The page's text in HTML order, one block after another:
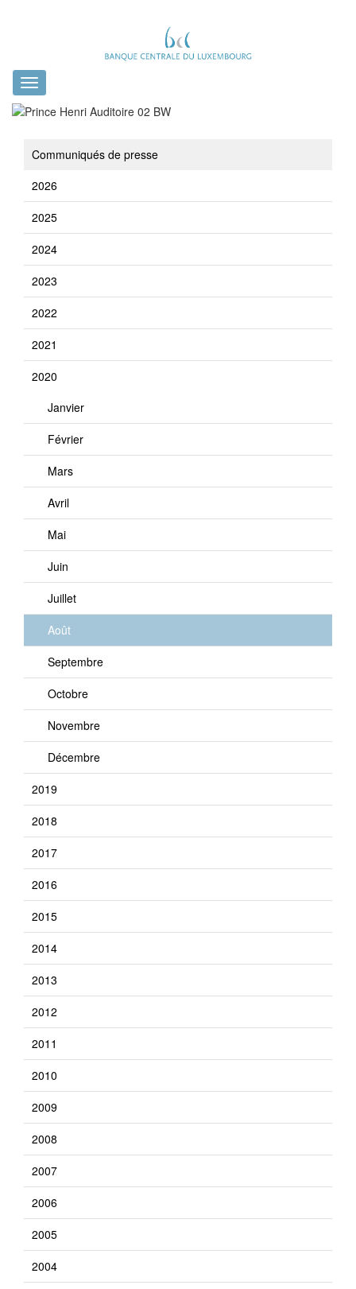
Toggle
navigation
Communiqués de presse
2026
2025
2024
2023
2022
2021
2020
Janvier
Février
Mars
Avril
Mai
Juin
Juillet
Août
Septembre
Octobre
Novembre
Décembre
2019
2018
2017
2016
2015
2014
2013
2012
2011
2010
2009
2008
2007
2006
2005
2004